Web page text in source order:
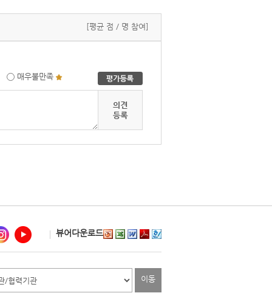
[평균 점 / 명 참여]
매우불만족
뷰어다운로드
이동